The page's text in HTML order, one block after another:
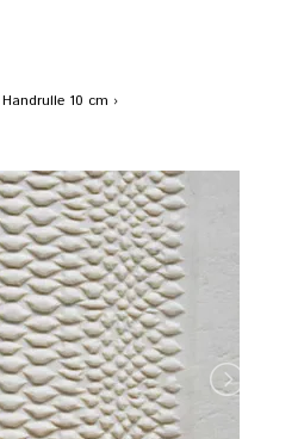
Handrulle 10 cm ›